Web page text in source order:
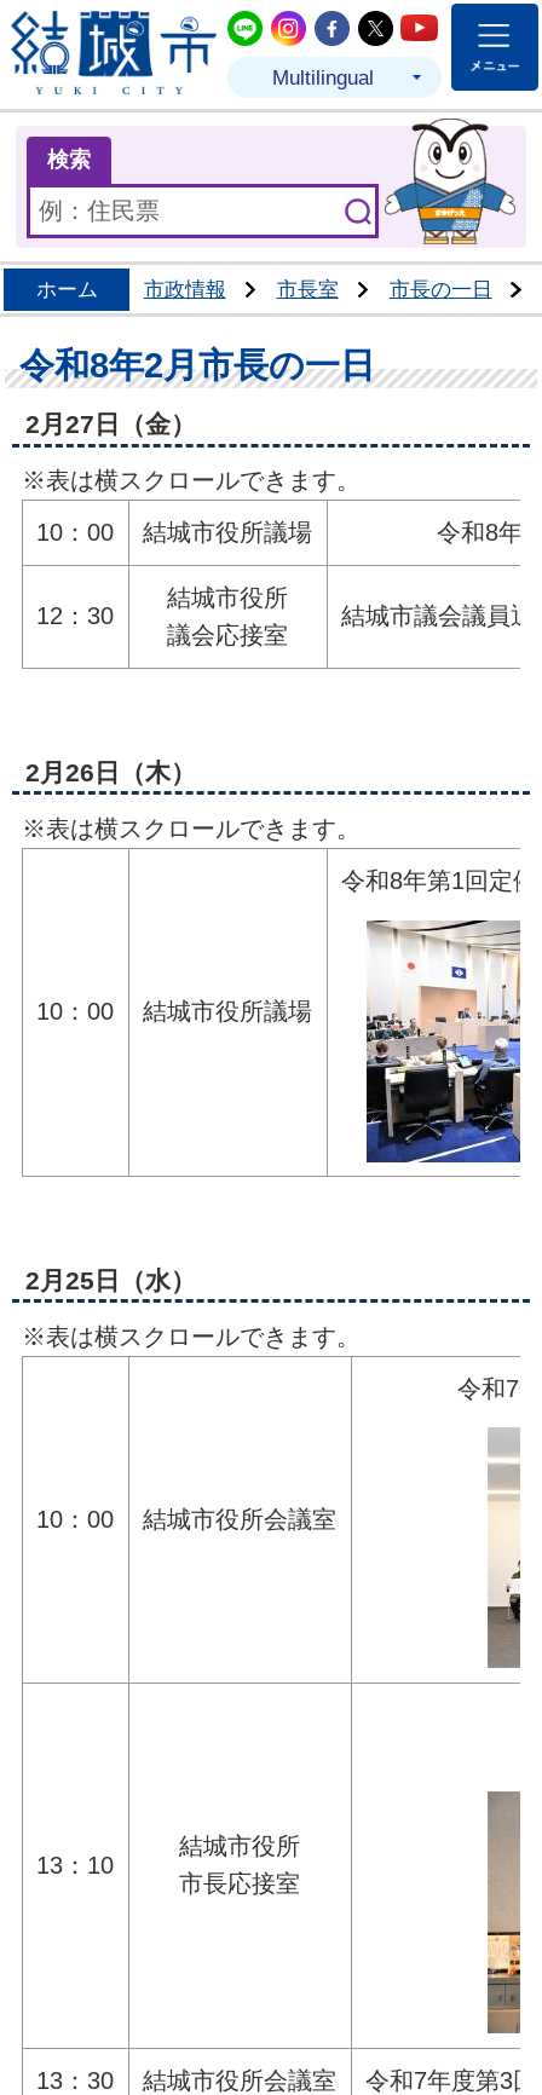
結城市公式LINE
結城市公式Instagram
結城市公式
結城市公式
結城市
Multilingual
検索
ホーム 市政情報 市長室 市長の一日
令和8年2月市長の一日
2月27日（金）
※表は横スクロールできます。
10：00
結城市役所議場 令和8年
12：30
結城市役所
議会応接室
結城市議会議員
2月26日（木）
※表は横スクロールできます。
10：00 結城市役所議場
令和8年第1回定
2月25日（水）
※表は横スクロールできます。
10：00 結城市役所会議室
令和7
13：10
結城市役所
市長応接室
13：30 結城市役所会議室 令和7年度第3